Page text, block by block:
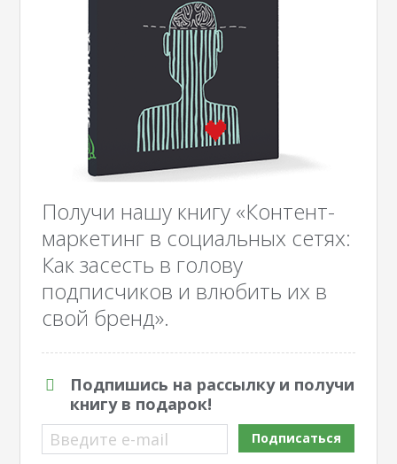
Получи нашу книгу «Контент-
маркетинг в социальных сетях:
Как засесть в голову
подписчиков и влюбить их в
свой бренд».
Подпишись на рассылку и получи
книгу в подарок!
Введите e-mail
Подписаться